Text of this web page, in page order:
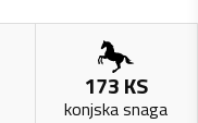
173KS
konjska snaga